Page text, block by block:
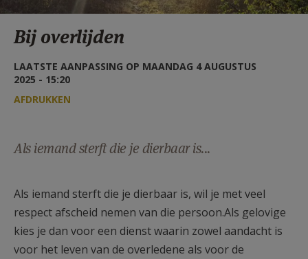
MIJN PAROCHIE
AANMELDEN OF REGISTREREN
Bij overlijden
LAATSTE AANPASSING OP MAANDAG 4 AUGUSTUS
2025 - 15:20
AFDRUKKEN
Als iemand sterft die je dierbaar is...
Als iemand sterft die je dierbaar is, wil je met veel
respect afscheid nemen van die persoon.Als gelovige
kies je dan voor een dienst waarin zowel aandacht is
voor het leven van de overledene als voor de